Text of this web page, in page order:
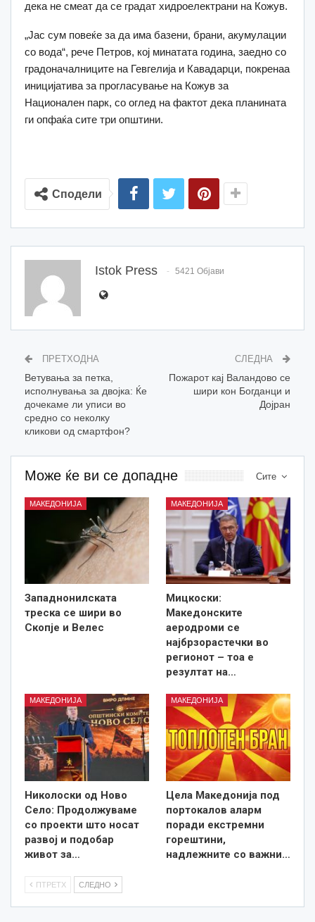
дека не смеат да се градат хидроелектрани на Кожув.
„Јас сум повеќе за да има базени, брани, акумулации
со вода“, рече Петров, кој минатата година, заедно со
градоначалниците на Гевгелија и Кавадарци, покренаа
иницијатива за прогласување на Кожув за
Национален парк, со оглед на фактот дека планината
ги опфаќа сите три општини.
Сподели
Istok Press 5421 Објави
ПРЕТХОДНА
Ветувања за петка,
исполнувања за двојка: Ќе
дочекаме ли уписи во
средно со неколку
кликови од смартфон?
СЛЕДНА
Пожарот кај Валандово се
шири кон Богданци и
Дојран
Сите
Може ќе ви се допадне
МАКЕДОНИЈА
Западнонилската
треска се шири во
Скопје и Велес
МАКЕДОНИЈА
Мицкоски:
Македонските
аеродроми се
најбрзорастечки во
регионот – тоа е
резултат на…
МАКЕДОНИЈА
Николоски од Ново
Село: Продолжуваме
со проекти што носат
развој и подобар
живот за…
МАКЕДОНИЈА
Цела Македонија под
портокалов аларм
поради екстремни
горештини,
надлежните со важни…
ПТРЕТХ СЛЕДНО